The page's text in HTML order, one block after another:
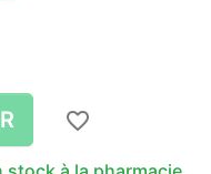
favorite_border